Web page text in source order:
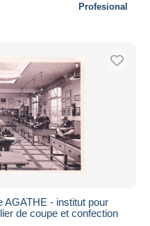
Profesional
AGATHE - institut pour
de coupe et confection